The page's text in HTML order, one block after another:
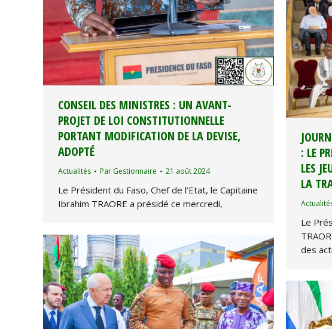
CONSEIL DES MINISTRES : UN AVANT-
PROJET DE LOI CONSTITUTIONNELLE
PORTANT MODIFICATION DE LA DEVISE,
ADOPTÉ
Actualités Par Gestionnaire 21 août 2024
Le Président du Faso, Chef de l’Etat, le Capitaine
Ibrahim TRAORE a présidé ce mercredi,
: LE
LES
LA
Le
des